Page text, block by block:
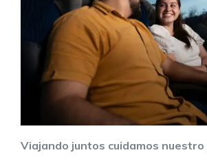
Viajando juntos cuidamos nuestro